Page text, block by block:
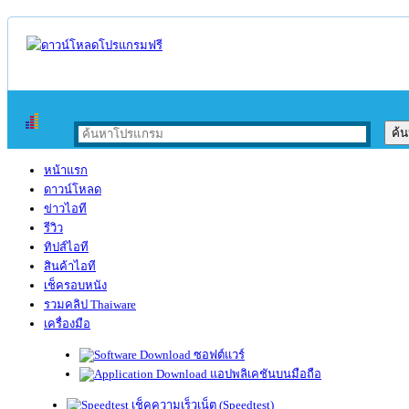
หน้าแรก
ดาวน์โหลด
ข่าวไอที
รีวิว
ทิปส์ไอที
สินค้าไอที
เช็ครอบหนัง
รวมคลิป Thaiware
เครื่องมือ
ซอฟต์แวร์
แอปพลิเคชันบนมือถือ
เช็คความเร็วเน็ต (Speedtest)